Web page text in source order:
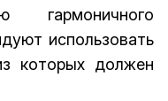
гармоничного
использовать
которых должен